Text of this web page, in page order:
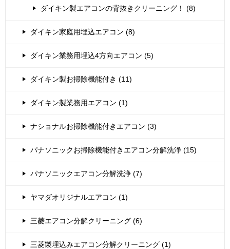
ダイキン製エアコンの背抜きクリーニング！ (8)
ダイキン家庭用埋込エアコン (8)
ダイキン業務用埋込4方向エアコン (5)
ダイキン製お掃除機能付き (11)
ダイキン製業務用エアコン (1)
ナショナルお掃除機能付きエアコン (3)
パナソニックお掃除機能付きエアコン分解洗浄 (15)
パナソニックエアコン分解洗浄 (7)
ヤマダオリジナルエアコン (1)
三菱エアコン分解クリーニング (6)
三菱製埋込みエアコン分解クリーニング (1)